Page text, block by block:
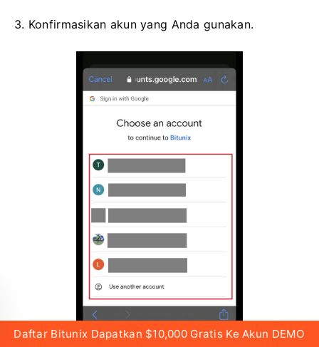
3. Konfirmasikan akun yang Anda gunakan.
Daftar Bitunix Dapatkan $10,000 Gratis Ke Akun DEMO